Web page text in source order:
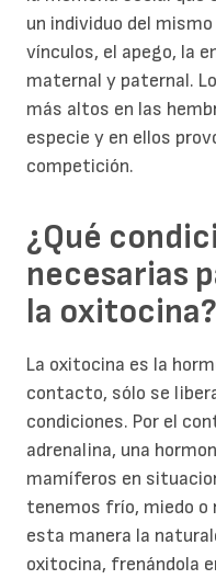
un individuo del
vínculos, el apego, la
maternal y paternal.
más altos en las
especie y en ellos
competición.
¿Qué
necesarias
la oxitocina?
La oxitocina es la
contacto, sólo se
condiciones. Por el
adrenalina, una
mamíferos en
tenemos frío, miedo o
esta manera la
oxitocina, frenándola